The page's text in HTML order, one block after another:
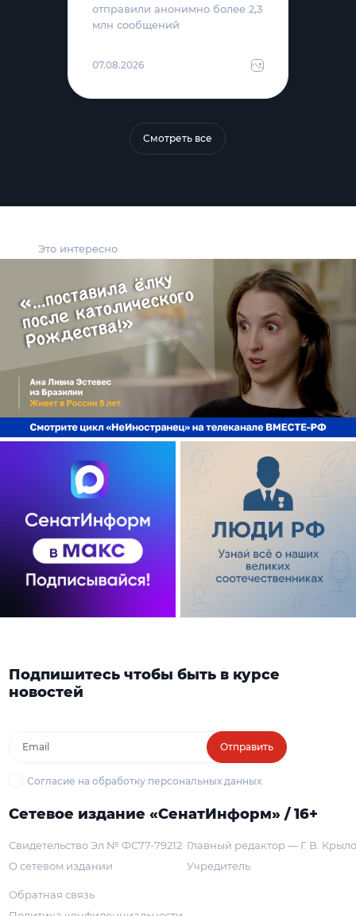
Это интересно
отправили анонимно более 2,3
млн сообщений
07.08.2026
Смотреть все
Подпишитесь чтобы быть в курсе
новостей
Отправить
Согласие на обработку персональных данных
Сетевое издание «СенатИнформ» / 16+
Свидетельство Эл № ФС77-79212
О сетевом издании
Главный редактор — Г. В.
Учредитель
Обратная связь